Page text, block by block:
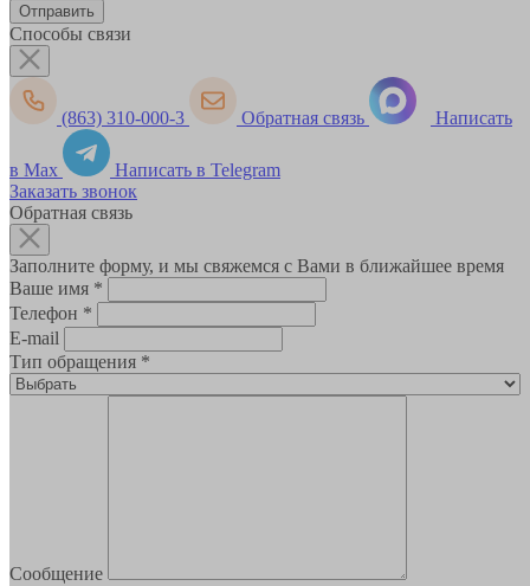
Способы связи
(863) 310-000-3 Обратная связь Написать
в Max
Написать в Telegram
Заказать звонок
Обратная связь
Заполните форму, и мы свяжемся с Вами в ближайшее время
Ваше имя *
Телефон *
E-mail
Тип обращения *
Сообщение